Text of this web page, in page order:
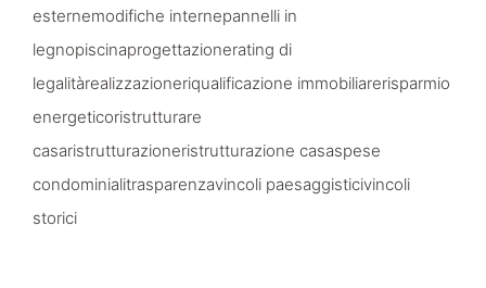
esternemodifiche internepannelli in
legnopiscinaprogettazionerating di
legalitàrealizzazioneriqualificazione immobiliarerisparmio
energeticoristrutturare
casaristrutturazioneristrutturazione casaspese
condominialitrasparenzavincoli paesaggisticivincoli
storici